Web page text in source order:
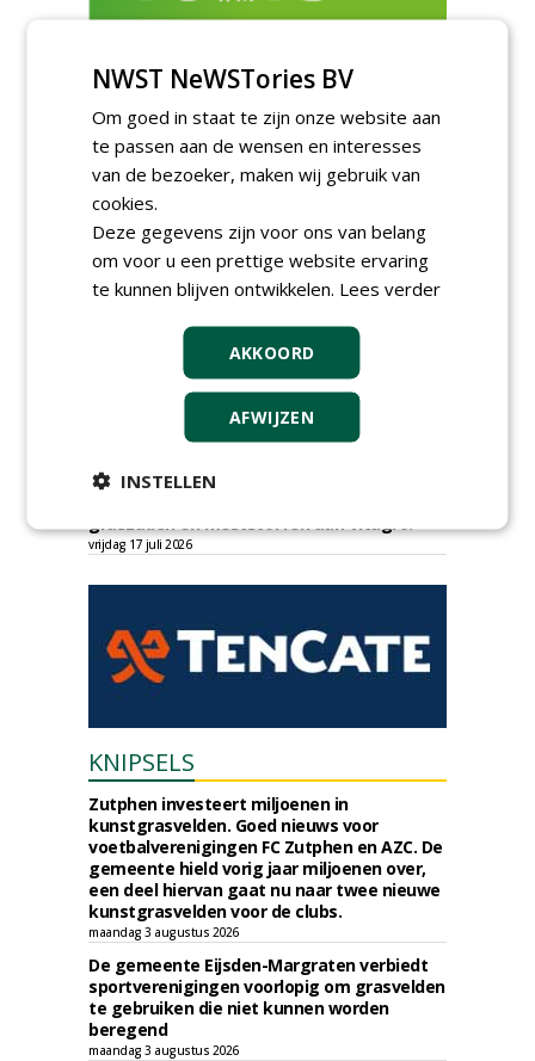
TENDERS
Gemeente Bergen gunt herinrichting
sportpark Hogedijk - VV Egmond te
Egmond-Binnen aan Compeer Infra.
Gemeente Dordrecht gunt veldrenovaties
sportpark Schildman aan CSC Sport.
donderdag 30 juli 2026
Gemeente Maastricht gunt aanleg
kunstgrasvelden aan Finovi.
woensdag 29 juli 2026
Gemeente Westerveld gunt
raamovereenkomst onderhoud sportvelden
aan Bouma Sport en Groen.
woensdag 29 juli 2026
graszaden en meststoffen aan Vitagro.
vrijdag 17 juli 2026
KNIPSELS
Zutphen investeert miljoenen in
kunstgrasvelden. Goed nieuws voor
voetbalverenigingen FC Zutphen en AZC. De
gemeente hield vorig jaar miljoenen over,
een deel hiervan gaat nu naar twee nieuwe
kunstgrasvelden voor de clubs.
maandag 3 augustus 2026
De gemeente Eijsden-Margraten verbiedt
sportverenigingen voorlopig om grasvelden
te gebruiken die niet kunnen worden
beregend
maandag 3 augustus 2026
NWST NeWSTories BV
Om goed in staat te zijn onze website aan
te passen aan de wensen en interesses
van de bezoeker, maken wij gebruik van
cookies.
Deze gegevens zijn voor ons van belang
om voor u een prettige website ervaring
te kunnen blijven ontwikkelen. Lees verder
AKKOORD
AFWIJZEN
INSTELLEN